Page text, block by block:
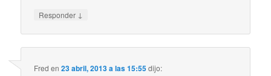
Responder ↓
Fred en23 abril, 2013 a las 15:55dijo: